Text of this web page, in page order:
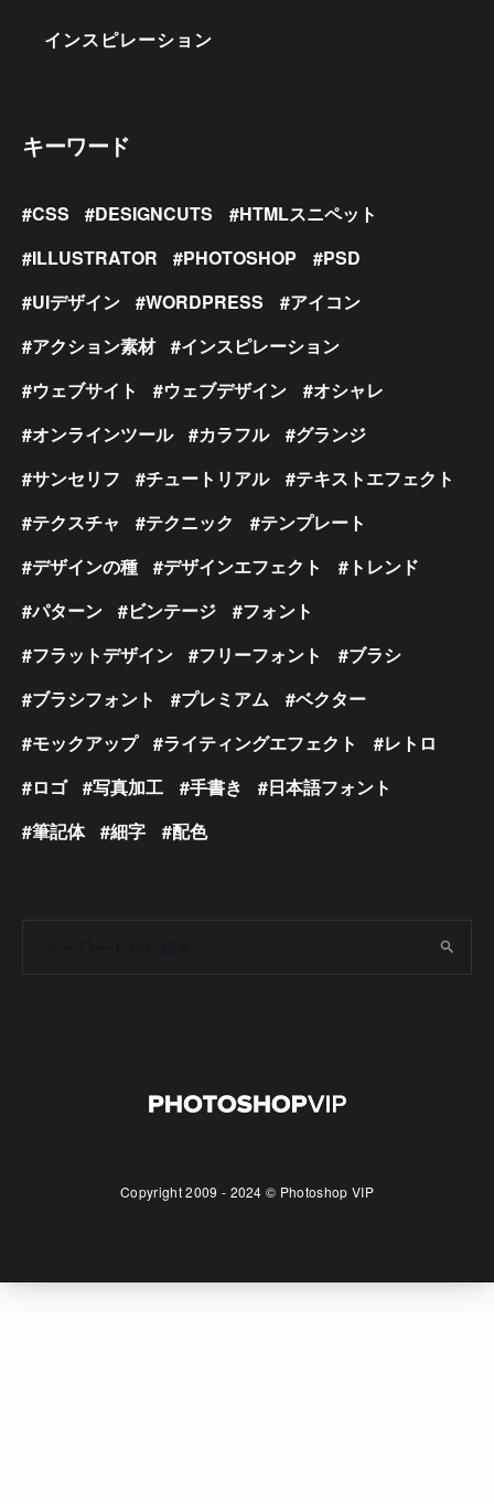
インスピレーション
キーワード
CSS DESIGNCUTS
HTMLスニペット
ILLUSTRATOR
PHOTOSHOP
PSD
UIデザイン
WORDPRESS
アイコン
アクション素材
インスピレーション
ウェブサイト
ウェブデザイン
オシャレ
オンラインツール
カラフル
グランジ
サンセリフ
チュートリアル
テキストエフェクト
テクスチャ
テクニック
テンプレート
デザインの種
デザインエフェクト
トレンド
パターン
ビンテージ
フォント
フラットデザイン
フリーフォント
ブラシ
ブラシフォント
プレミアム
ベクター
モックアップ
ライティングエフェクト
レトロ
ロゴ
写真加工 手書き
日本語フォント
筆記体
細字 配色
Copyright 2009 - 2024 © Photoshop VIP